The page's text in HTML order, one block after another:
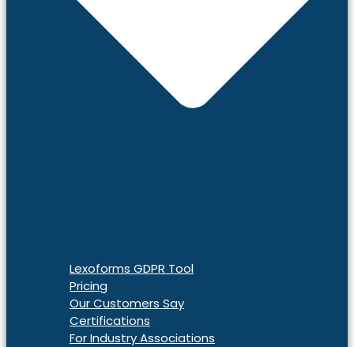
Lexoforms GDPR Tool
Pricing
Our Customers Say
Certifications
For Industry Associations